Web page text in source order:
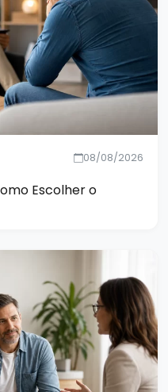
08/08/2026
Escolher o